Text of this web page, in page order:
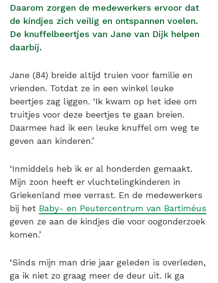
Daarom zorgen de medewerkers ervoor dat
de kindjes zich veilig en ontspannen voelen.
De knuffelbeertjes van Jane van Dijk helpen
daarbij.
Jane (84) breide altijd truien voor familie en
vrienden. Totdat ze in een winkel leuke
beertjes zag liggen. ‘Ik kwam op het idee om
truitjes voor deze beertjes te gaan breien.
Daarmee had ik een leuke knuffel om weg te
geven aan kinderen.’
‘Inmiddels heb ik er al honderden gemaakt.
Mijn zoon heeft er vluchtelingkinderen in
Griekenland mee verrast. En de medewerkers
bij het Baby- en Peutercentrum van Bartiméus
geven ze aan de kindjes die voor oogonderzoek
komen.’
‘Sinds mijn man drie jaar geleden is overleden,
ga ik niet zo graag meer de deur uit. Ik ga